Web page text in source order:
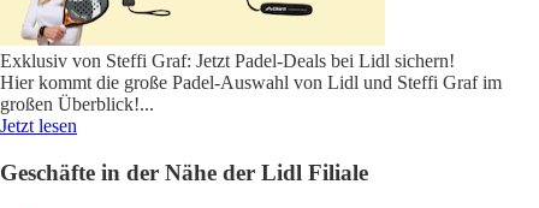
Exklusiv von Steffi Graf: Jetzt Padel-Deals bei Lidl sichern!
Hier kommt die große Padel-Auswahl von Lidl und Steffi Graf im
großen Überblick!...
Jetzt lesen
Geschäfte in der Nähe der Lidl Filiale